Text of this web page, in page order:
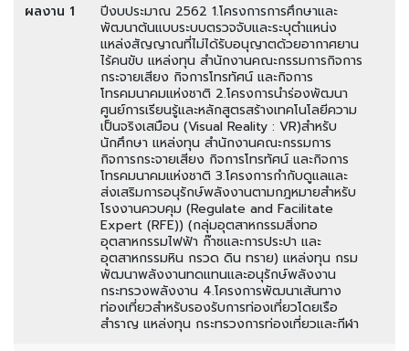
ผลงาน 1
ปีงบประมาณ 2562 1.โครงการการศึกษาและ
พัฒนาต้นแบบระบบตรวจจับและระบุตำแหน่ง
แหล่งสัญญาณที่ไม่ได้รับอนุญาตด้วยอากาศยาน
ไร้คนขับ แหล่งทุน สำนักงานคณะกรรมการกิจการ
กระจายเสียง กิจการโทรทัศน์ และกิจการ
โทรคมนาคมแห่งชาติ 2.โครงการนำร่องพัฒนา
ศูนย์การเรียนรู้และหลักสูตรสร้างเทคโนโลยีความ
เป็นจริงเสมือน (Visual Reality : VR)สำหรับ
นักศึกษา แหล่งทุน สำนักงานคณะกรรมการ
กิจการกระจายเสียง กิจการโทรทัศน์ และกิจการ
โทรคมนาคมแห่งชาติ 3.โครงการกำกับดูแลและ
ส่งเสริมการอนุรักษ์พลังงานตามกฎหมายสำหรับ
โรงงานควบคุม (Regulate and Facilitate
Expert (RFE)) (กลุ่มอุตสาหกรรมสิ่งทอ
อุตสาหกรรมไฟฟ้า ก๊าซและการประปา และ
อุตสาหกรรมหิน กรวด ดิน ทราย) แหล่งทุน กรม
พัฒนาพลังงานทดแทนและอนุรักษ์พลังงาน
กระทรวงพลังงาน 4.โครงการพัฒนาเส้นทาง
ท่องเที่ยวสำหรับรองรับการท่องเที่ยวโดยเรือ
สำราญ แหล่งทุน กระทรวงการท่องเที่ยวและกีฬา